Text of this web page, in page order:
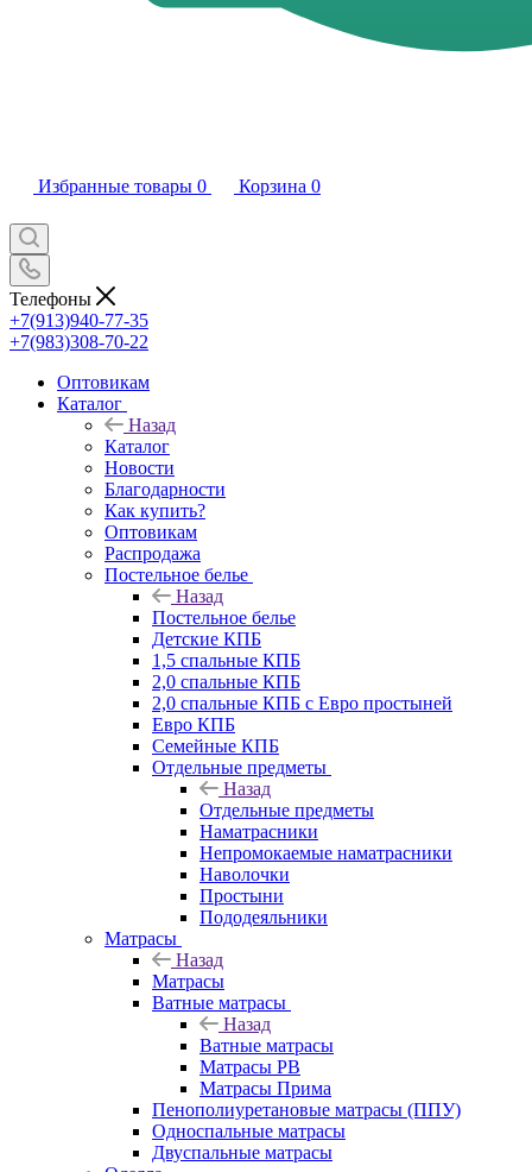
Избранные товары 0 Корзина 0
Телефоны
+7(913)940-77-35
+7(983)308-70-22
Оптовикам
Каталог
Назад
Каталог
Новости
Благодарности
Как купить?
Оптовикам
Распродажа
Постельное белье
Назад
Постельное белье
Детские КПБ
1,5 спальные КПБ
2,0 спальные КПБ
2,0 спальные КПБ с Евро простыней
Евро КПБ
Семейные КПБ
Отдельные предметы
Назад
Отдельные предметы
Наматрасники
Непромокаемые наматрасники
Наволочки
Простыни
Пододеяльники
Матрасы
Назад
Матрасы
Ватные матрасы
Назад
Ватные матрасы
Матрасы РВ
Матрасы Прима
Пенополиуретановые матрасы (ППУ)
Односпальные матрасы
Двуспальные матрасы